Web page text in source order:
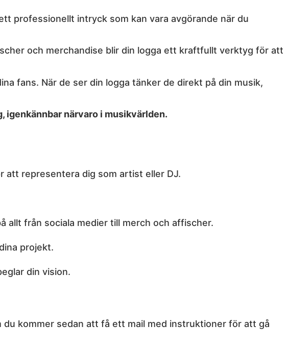
professionellt intryck som kan vara avgörande när du
och merchandise blir din logga ett kraftfullt verktyg för att
fans. När de ser din logga tänker de direkt på din musik,
igenkännbar närvaro i musikvärlden.
att representera dig som artist eller DJ.
allt från sociala medier till merch och affischer.
projekt.
din vision.
kommer sedan att få ett mail med instruktioner för att gå